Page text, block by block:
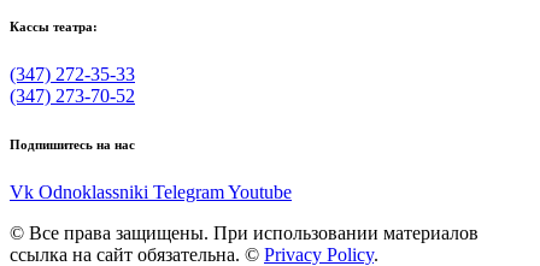
Кассы театра:
(347) 272-35-33
(347) 273-70-52
Подпишитесь на нас
Vk Odnoklassniki TelegramYoutube
© Все права защищены. При использовании материалов
ссылка на сайт обязательна. © Privacy Policy.